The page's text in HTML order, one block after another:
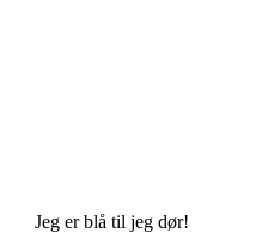
Jeg er blå til jeg dør!